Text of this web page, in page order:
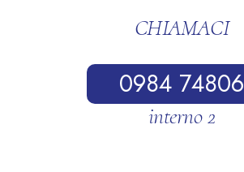
CHIAMACI
0984 74806
interno 2